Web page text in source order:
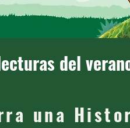
del
una